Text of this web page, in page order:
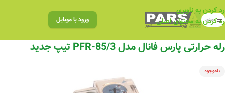
رد کردن به ناوبری
رد کردن به محتوای اصلی
منو ورود با موبایل
رله حرارتی پارس فانال مدل PFR-85/3 تیپ جدید
ناموجود